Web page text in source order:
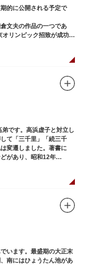
的に公開される予定で
文夫の作品の一つであ
オリンピック招致が成功
と推察されます。その
た朝倉は、嘉納の海外出
意識したと思われます。
です。高浜虚子と対立し
て「三千里」「続三千
変遷しました。著書に
があり、昭和12年
ります。
います。最盛期の大正末
南にはひょうたん池があ